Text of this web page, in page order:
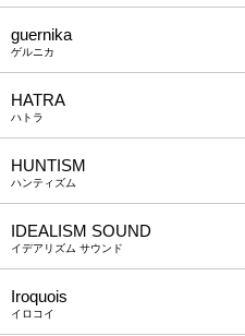
guernika
ゲルニカ
HATRA
ハトラ
HUNTISM
ハンティズム
IDEALISM SOUND
イデアリズム サウンド
Iroquois
イロコイ